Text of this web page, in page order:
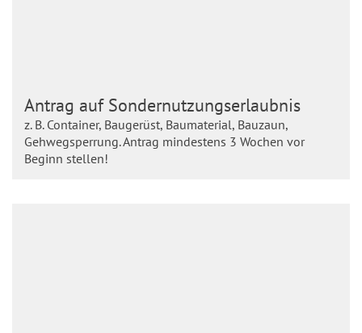
Antrag auf Sondernutzungserlaubnis
z. B. Container, Baugerüst, Baumaterial, Bauzaun,
Gehwegsperrung. Antrag mindestens 3 Wochen vor
Beginn stellen!